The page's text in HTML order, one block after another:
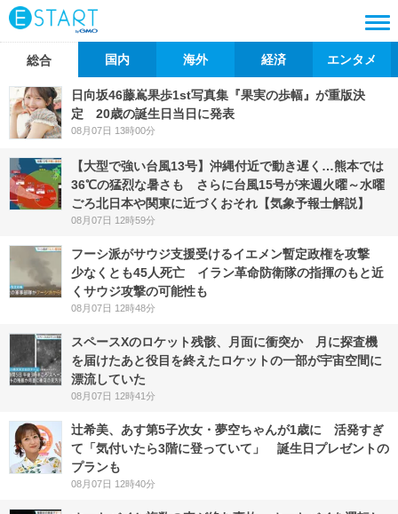
総合 国内 海外 経済 エンタメ
日向坂46藤嶌果歩1st写真集『果実の歩幅』が重版決
定 20歳の誕生日当日に発表
08月07日 13時00分
【大型で強い台風13号】沖縄付近で動き遅く…熊本では
36℃の猛烈な暑さも さらに台風15号が来週火曜～水曜
ごろ北日本や関東に近づくおそれ【気象予報士解説】
08月07日 12時59分
フーシ派がサウジ支援受けるイエメン暫定政権を攻撃
少なくとも45人死亡 イラン革命防衛隊の指揮のもと近
くサウジ攻撃の可能性も
08月07日 12時48分
スペースXのロケット残骸、月面に衝突か 月に探査機
を届けたあと役目を終えたロケットの一部が宇宙空間に
漂流していた
08月07日 12時41分
辻希美、あす第5子次女・夢空ちゃんが1歳に 活発すぎ
て「気付いたら3階に登っていて」 誕生日プレゼントの
プランも
08月07日 12時40分